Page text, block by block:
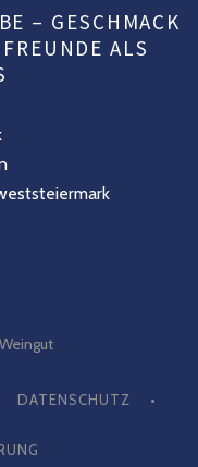
– GESCHMACK
ALS
DATENSCHUTZ